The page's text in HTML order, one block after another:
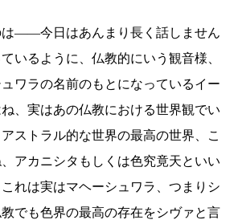
――今日はあんまり長く話しません
いるように、仏教的にいう観音様、
ワラの名前のもとになっているイー
、実はあの仏教における世界観でい
ストラル的な世界の最高の世界、こ
アカニシタもしくは色究竟天といい
れは実はマヘーシュワラ、つまりシ
でも色界の最高の存在をシヴァと言